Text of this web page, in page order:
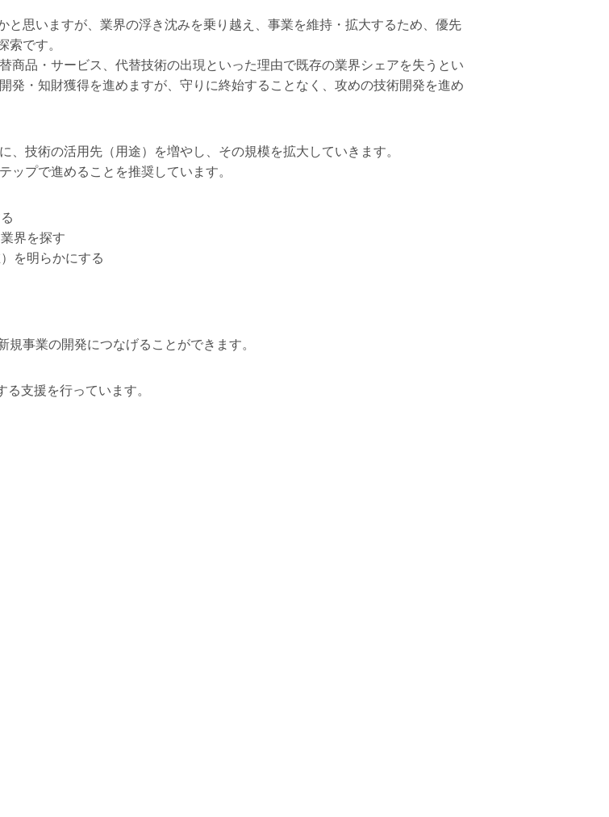
思いますが、業界の浮き沈みを乗り越え、事業を維持・拡大するため、優先
索です。
品・サービス、代替技術の出現といった理由で既存の業界シェアを失うとい
発・知財獲得を進めますが、守りに終始することなく、攻めの技術開発を進め
技術の活用先（用途）を増やし、その規模を拡大していきます。
プで進めることを推奨しています。
界を探す
を明らかにする
事業の開発につなげることができます。
支援を行っています。